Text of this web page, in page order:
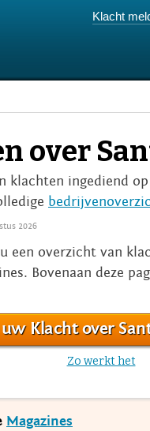
Klacht
over
klachten ingediend
2026
een overzicht van
Bovenaan deze
Klacht over
Zo werkt het
Magazines